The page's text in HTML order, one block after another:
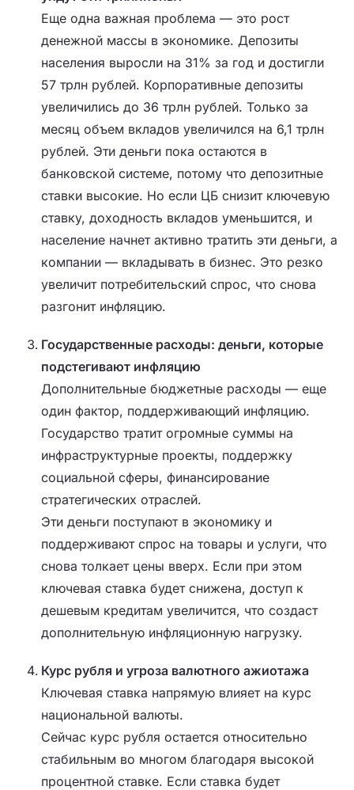
Еще одна важная проблема — это рост
денежной массы в экономике. Депозиты
населения выросли на 31% за год и достигли
57 трлн рублей. Корпоративные депозиты
увеличились до 36 трлн рублей. Только за
месяц объем вкладов увеличился на 6,1 трлн
рублей. Эти деньги пока остаются в
банковской системе, потому что депозитные
ставки высокие. Но если ЦБ снизит ключевую
ставку, доходность вкладов уменьшится, и
население начнет активно тратить эти деньги, а
компании — вкладывать в бизнес. Это резко
увеличит потребительский спрос, что снова
разгонит инфляцию.
Государственные расходы: деньги, которые
подстегивают инфляцию
Дополнительные бюджетные расходы — еще
один фактор, поддерживающий инфляцию.
Государство тратит огромные суммы на
инфраструктурные проекты, поддержку
социальной сферы, финансирование
стратегических отраслей.
Эти деньги поступают в экономику и
поддерживают спрос на товары и услуги, что
снова толкает цены вверх. Если при этом
ключевая ставка будет снижена, доступ к
дешевым кредитам увеличится, что создаст
дополнительную инфляционную нагрузку.
Курс рубля и угроза валютного ажиотажа
Ключевая ставка напрямую влияет на курс
национальной валюты.
Сейчас курс рубля остается относительно
стабильным во многом благодаря высокой
процентной ставке. Если ставка будет